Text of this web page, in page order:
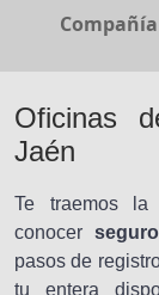
Oficinas
Jaén
Te traemos la
conocer
pasos de
tu entera